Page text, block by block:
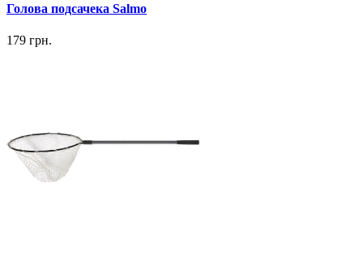
Голова подсачека Salmo
179 грн.